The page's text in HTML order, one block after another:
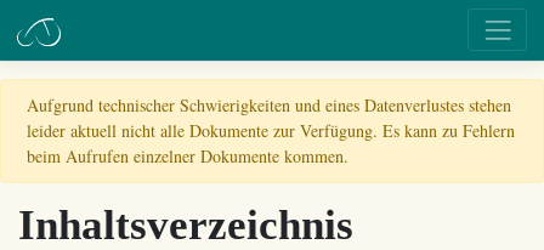
Aufgrund technischer Schwierigkeiten und eines Datenverlustes stehen
leider aktuell nicht alle Dokumente zur Verfügung. Es kann zu Fehlern
beim Aufrufen einzelner Dokumente kommen.
Inhaltsverzeichnis